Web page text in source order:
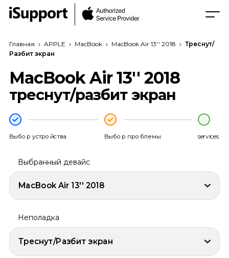
Главная APPLE MacBook MacBook Air 13'' 2018
Треснут/
Разбит экран
MacBook Air 13'' 2018
треснут/разбит экран
Выбор устройства Выбор проблемы services
Выбранный девайс
MacBook Air 13'' 2018
Неполадка
Треснут/Разбит экран